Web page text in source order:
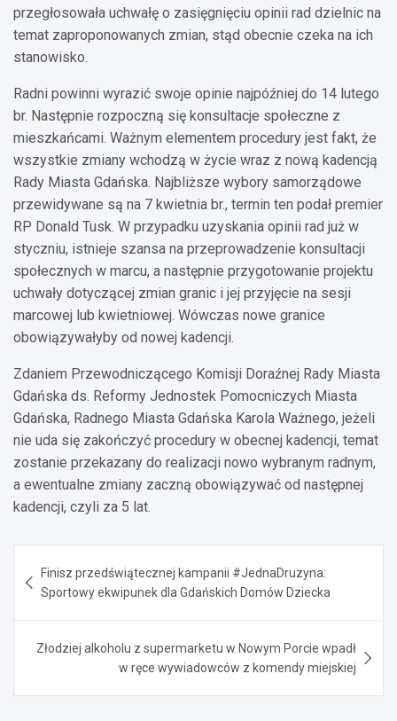
przegłosowała uchwałę o zasięgnięciu opinii rad dzielnic na
temat zaproponowanych zmian, stąd obecnie czeka na ich
stanowisko.
Radni powinni wyrazić swoje opinie najpóźniej do 14 lutego
br. Następnie rozpoczną się konsultacje społeczne z
mieszkańcami. Ważnym elementem procedury jest fakt, że
wszystkie zmiany wchodzą w życie wraz z nową kadencją
Rady Miasta Gdańska. Najbliższe wybory samorządowe
przewidywane są na 7 kwietnia br., termin ten podał premier
RP Donald Tusk. W przypadku uzyskania opinii rad już w
styczniu, istnieje szansa na przeprowadzenie konsultacji
społecznych w marcu, a następnie przygotowanie projektu
uchwały dotyczącej zmian granic i jej przyjęcie na sesji
marcowej lub kwietniowej. Wówczas nowe granice
obowiązywałyby od nowej kadencji.
Zdaniem Przewodniczącego Komisji Doraźnej Rady Miasta
Gdańska ds. Reformy Jednostek Pomocniczych Miasta
Gdańska, Radnego Miasta Gdańska Karola Ważnego, jeżeli
nie uda się zakończyć procedury w obecnej kadencji, temat
zostanie przekazany do realizacji nowo wybranym radnym,
a ewentualne zmiany zaczną obowiązywać od następnej
kadencji, czyli za 5 lat.
wpisu
Finisz przedświątecznej kampanii #JednaDruzyna:
Sportowy ekwipunek dla Gdańskich Domów Dziecka
Złodziej alkoholu z supermarketu w Nowym Porcie wpadł
w ręce wywiadowców z komendy miejskiej